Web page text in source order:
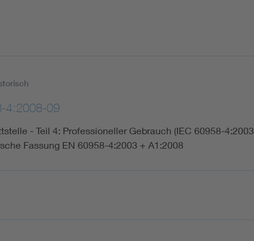
4:2008-09
- Teil 4: Professioneller Gebrauch (IEC 60958-4:2003
Fassung EN 60958-4:2003 + A1:2008